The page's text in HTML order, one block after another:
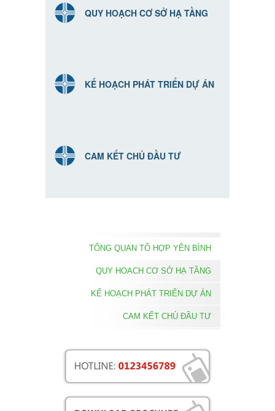
QUY HOẠCH CƠ SỞ HẠ TẦNG
KẾ HOẠCH PHÁT TRIỂN DỰ ÁN
CAM KẾT CHỦ ĐẦU TƯ
TỔNG QUAN TỔ HỢP YÊN BÌNH
QUY HOẠCH CƠ SỞ HẠ TẦNG
KẾ HOẠCH PHÁT TRIỂN DỰ ÁN
CAM KẾT CHỦ ĐẦU TƯ